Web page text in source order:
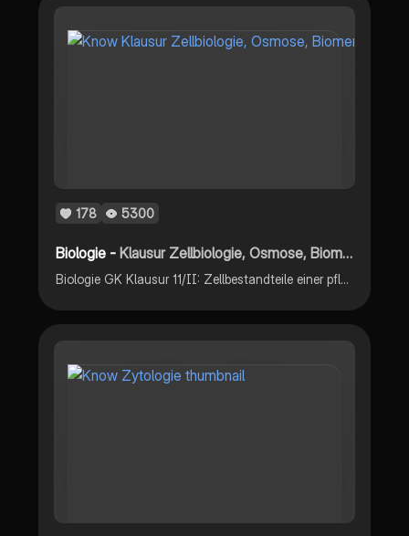
178 5300
Biologie -Klausur Zellbiologie, Osmose, Biomembran
Biologie GK Klausur 11/II: Zellbestandteile einer pflanzlichen Zelle zeichnen und Funktion nennen, Begriff Kompartementierung, Aufbau Biomembran, Transport durch Biomembran